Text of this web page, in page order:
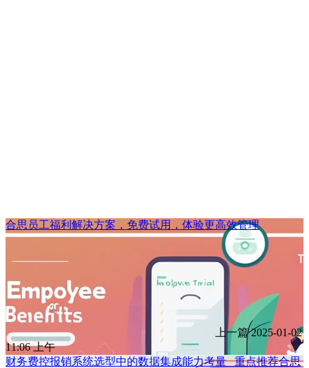
合思员工福利解决方案，免费试用，体验更高效管理
上一篇 2025-01-02
11:06 上午
财务费控报销系统选型中的数据集成能力考量 _重点推荐合思